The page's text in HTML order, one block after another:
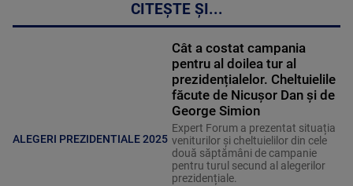
CITEȘTE ȘI...
ALEGERI PREZIDENTIALE 2025
Cât a costat campania
pentru al doilea tur al
prezidențialelor. Cheltuielile
făcute de Nicușor Dan și de
George Simion
Expert Forum a prezentat situația
veniturilor și cheltuielilor din cele
două săptămâni de campanie
pentru turul secund al alegerilor
prezidențiale.